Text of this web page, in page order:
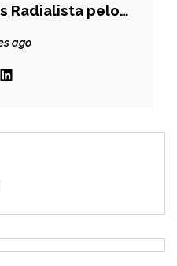
Radialista pelo
– Dia do
ago